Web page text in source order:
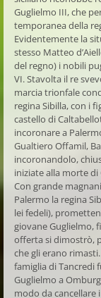
Guglielmo III, che
temporanea della
Evidentemente la
stesso Matteo
del regno) i nobili
VI. Stavolta il re
marcia trionfale
regina Sibilla, con i
castello di
incoronare a
Gualtiero Offamil,
incoronandolo,
iniziate alla morte
Con grande
Palermo la regina
lei fedeli),
giovane Guglielmo,
offerta si dimostrò,
che gli erano
famiglia di Tancredi
Guglielmo a
modo da